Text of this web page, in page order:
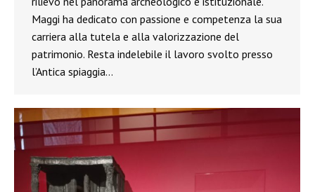
Maggi ha dedicato con passione e competenza la sua
carriera alla tutela e alla valorizzazione del
patrimonio. Resta indelebile il lavoro svolto presso
l’Antica spiaggia…